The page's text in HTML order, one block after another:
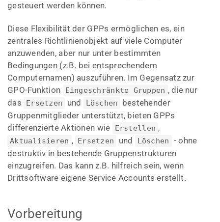
gesteuert werden können.
Diese Flexibilität der GPPs ermöglichen es, ein
zentrales Richtlinienobjekt auf viele Computer
anzuwenden, aber nur unter bestimmten
Bedingungen (z.B. bei entsprechendem
Computernamen) auszuführen. Im Gegensatz zur
GPO-Funktion
Eingeschränkte Gruppen , die nur
das
Ersetzen und Löschen
bestehender
Gruppenmitglieder unterstützt, bieten GPPs
differenzierte Aktionen wie
Erstellen ,
Aktualisieren , Ersetzen und Löschen
- ohne
destruktiv in bestehende Gruppenstrukturen
einzugreifen. Das kann z.B. hilfreich sein, wenn
Drittsoftware eigene Service Accounts erstellt.
Vorbereitung